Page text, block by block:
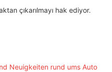
çıkarılmayı hak ediyor.